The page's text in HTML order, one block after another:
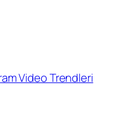
Video Trendleri